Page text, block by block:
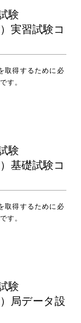
験
実習試験コ
取得するために必
す。
験
基礎試験コ
取得するために必
す。
験
局データ設